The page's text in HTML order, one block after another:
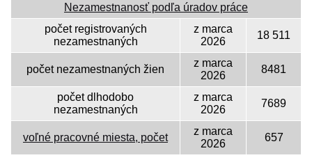
Nezamestnanosť podľa úradov práce
počet registrovaných
nezamestnaných
z marca
2026
18 511
počet nezamestnaných žien
z marca
2026
8481
počet dlhodobo
nezamestnaných
z marca
2026
7689
voľné pracovné miesta, počet
z marca
2026
657